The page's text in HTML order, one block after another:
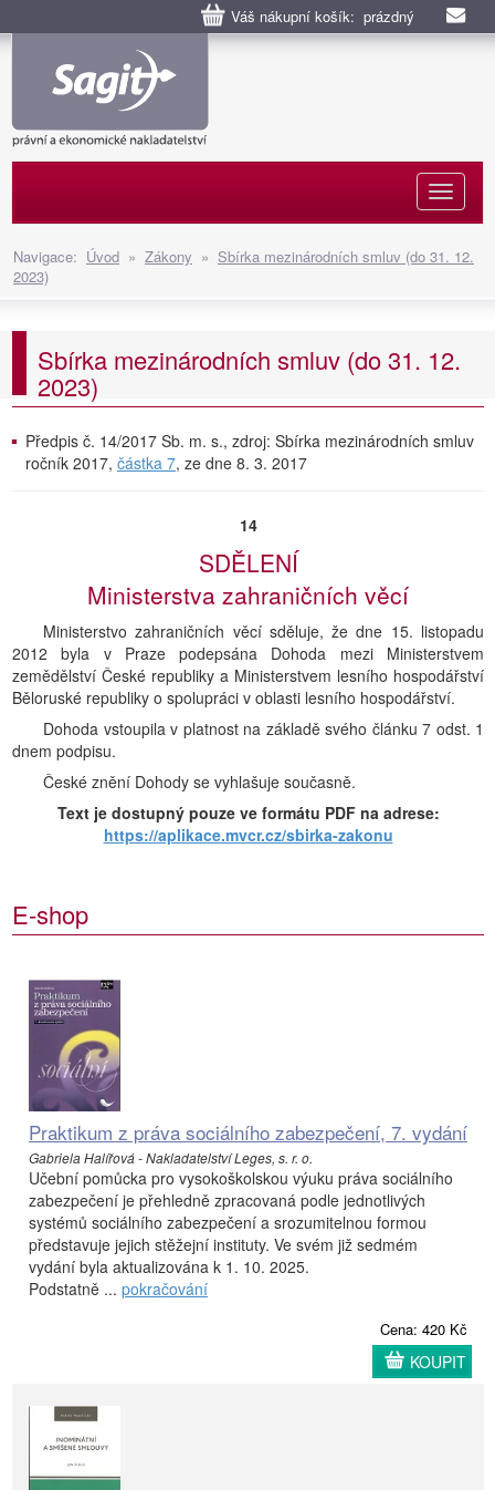
Váš nákupní košík: prázdný
Navigace: Úvod » Zákony » Sbírka mezinárodních smluv (do 31. 12.
2023)
Sbírka mezinárodních smluv (do 31. 12.
2023)
Předpis č. 14/2017 Sb. m. s., zdroj: Sbírka mezinárodních smluv
ročník 2017, částka 7, ze dne 8. 3. 2017
14
SDĚLENÍ
Ministerstva zahraničních věcí
Ministerstvo zahraničních věcí sděluje, že dne 15. listopadu
2012 byla v Praze podepsána Dohoda mezi Ministerstvem
zemědělství České republiky a Ministerstvem lesního hospodářství
Běloruské republiky o spolupráci v oblasti lesního hospodářství.
Dohoda vstoupila v platnost na základě svého článku 7 odst. 1
dnem podpisu.
České znění Dohody se vyhlašuje současně.
Text je dostupný pouze ve formátu PDF na adrese:
https://aplikace.mvcr.cz/sbirka-zakonu
E-shop
Praktikum z práva sociálního zabezpečení, 7. vydání
Gabriela Halířová - Nakladatelství Leges, s. r. o.
Učební pomůcka pro vysokoškolskou výuku práva sociálního
zabezpečení je přehledně zpracovaná podle jednotlivých
systémů sociálního zabezpečení a srozumitelnou formou
představuje jejich stěžejní instituty. Ve svém již sedmém
vydání byla aktualizována k 1. 10. 2025.
Podstatně ... pokračování
Cena: 420 Kč
KOUPIT